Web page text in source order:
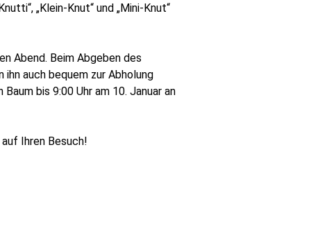
„Klein-Knut“ und „Mini-Knut“
Abend. Beim Abgeben des
ihn auch bequem zur Abholung
bis 9:00 Uhr am 10. Januar an
Ihren Besuch!